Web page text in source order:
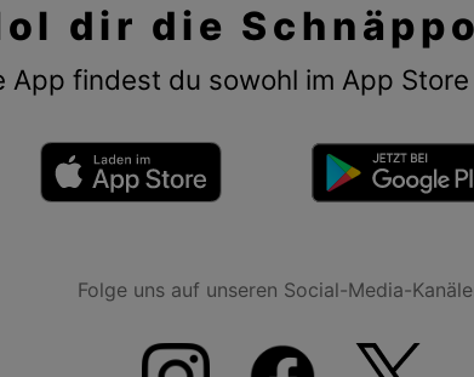
dir die
App findest du sowohl im App
Folge uns auf unseren Social-Media-